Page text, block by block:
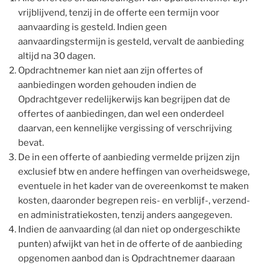
vrijblijvend, tenzij in de offerte een termijn voor
aanvaarding is gesteld. Indien geen
aanvaardingstermijn is gesteld, vervalt de aanbieding
altijd na 30 dagen.
Opdrachtnemer kan niet aan zijn offertes of
aanbiedingen worden gehouden indien de
Opdrachtgever redelijkerwijs kan begrijpen dat de
offertes of aanbiedingen, dan wel een onderdeel
daarvan, een kennelijke vergissing of verschrijving
bevat.
De in een offerte of aanbieding vermelde prijzen zijn
exclusief btw en andere heffingen van overheidswege,
eventuele in het kader van de overeenkomst te maken
kosten, daaronder begrepen reis- en verblijf-, verzend-
en administratiekosten, tenzij anders aangegeven.
Indien de aanvaarding (al dan niet op ondergeschikte
punten) afwijkt van het in de offerte of de aanbieding
opgenomen aanbod dan is Opdrachtnemer daaraan